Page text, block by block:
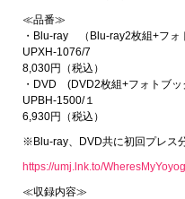
≪品番≫
・Blu-ray （Blu-ray2枚組+フォ
UPXH-1076/7
8,030円（税込）
・DVD (DVD2枚組+フォトブッ
UPBH-1500/１
6,930円（税込）
※Blu-ray、DVD共に初回プレス
https://umj.lnk.to/
≪収録内容≫